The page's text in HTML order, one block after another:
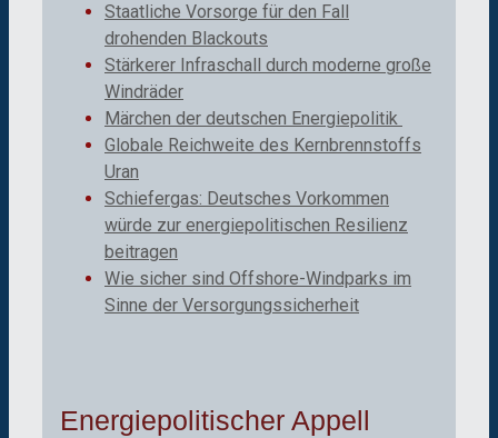
Staatliche Vorsorge für den Fall
drohenden Blackouts
Stärkerer Infraschall durch moderne große
Windräder
Märchen der deutschen Energiepolitik
Globale Reichweite des Kernbrennstoffs
Uran
Schiefergas: Deutsches Vorkommen
würde zur energiepolitischen Resilienz
beitragen
Wie sicher sind Offshore-Windparks im
Sinne der Versorgungssicherheit
Energiepolitischer Appell